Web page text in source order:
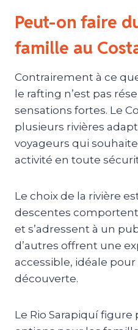
Peut-on faire
famille au
Contrairement à ce
le rafting n’est pas
sensations fortes. Le
plusieurs rivières
voyageurs qui
activité en toute
Le choix de la rivière
descentes
et s’adressent à un
d’autres offrent une
accessible, idéale
découverte.
Le Rio Sarapiquí